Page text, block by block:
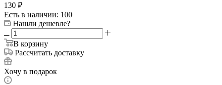
130 ₽
Есть в наличии: 100
Нашли дешевле?
В корзину
Рассчитать доставку
Хочу в подарок